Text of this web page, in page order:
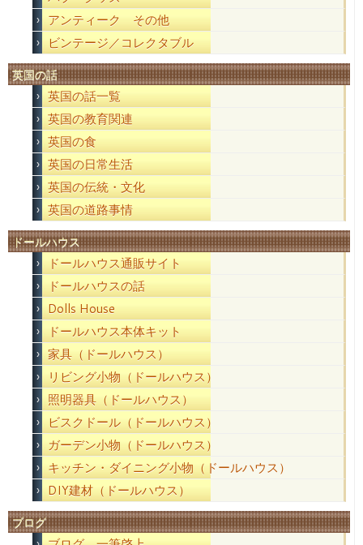
アンティーク その他
ビンテージ／コレクタブル
英国の話
英国の話一覧
英国の教育関連
英国の食
英国の日常生活
英国の伝統・文化
英国の道路事情
ドールハウス
ドールハウス通販サイト
ドールハウスの話
Dolls House
ドールハウス本体キット
家具（ドールハウス）
リビング小物（ドールハウス）
照明器具（ドールハウス）
ビスクドール（ドールハウス）
ガーデン小物（ドールハウス）
キッチン・ダイニング小物（ドールハウス）
DIY建材（ドールハウス）
ブログ